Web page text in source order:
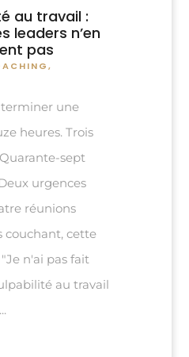
au travail :
leaders n’en
pas
,
terminer une
heures. Trois
sept
urgences
réunions
couchant, cette
n'ai pas fait
au travail